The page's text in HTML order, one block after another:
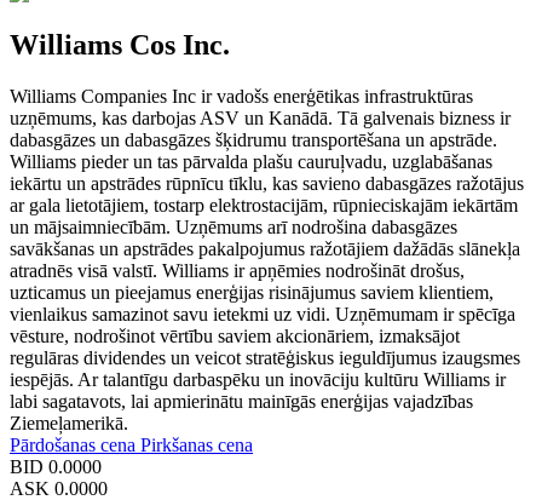
Williams Cos Inc.
Williams Companies Inc ir vadošs enerģētikas infrastruktūras
uzņēmums, kas darbojas ASV un Kanādā. Tā galvenais bizness ir
dabasgāzes un dabasgāzes šķidrumu transportēšana un apstrāde.
Williams pieder un tas pārvalda plašu cauruļvadu, uzglabāšanas
iekārtu un apstrādes rūpnīcu tīklu, kas savieno dabasgāzes ražotājus
ar gala lietotājiem, tostarp elektrostacijām, rūpnieciskajām iekārtām
un mājsaimniecībām. Uzņēmums arī nodrošina dabasgāzes
savākšanas un apstrādes pakalpojumus ražotājiem dažādās slānekļa
atradnēs visā valstī. Williams ir apņēmies nodrošināt drošus,
uzticamus un pieejamus enerģijas risinājumus saviem klientiem,
vienlaikus samazinot savu ietekmi uz vidi. Uzņēmumam ir spēcīga
vēsture, nodrošinot vērtību saviem akcionāriem, izmaksājot
regulāras dividendes un veicot stratēģiskus ieguldījumus izaugsmes
iespējās. Ar talantīgu darbaspēku un inovāciju kultūru Williams ir
labi sagatavots, lai apmierinātu mainīgās enerģijas vajadzības
Ziemeļamerikā.
Pārdošanas cena Pirkšanas cena
BID 0.0000
ASK 0.0000